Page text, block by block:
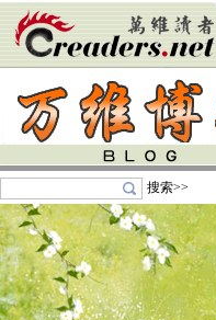
搜索>>